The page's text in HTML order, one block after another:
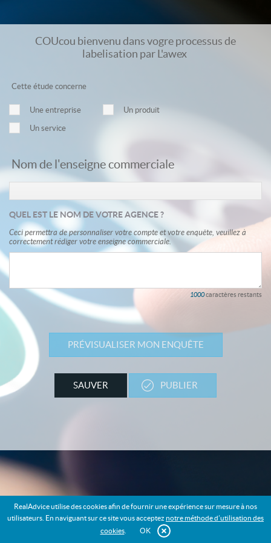
COUcou bienvenu dans vogre processus de
labelisation par L'awex
Cette étude concerne
Une entreprise
Un produit
Un service
Nom de l'enseigne commerciale
QUEL EST LE NOM DE VOTRE AGENCE ?
Ceci permettra de personnaliser votre compte et votre enquête, veuillez à
correctement rédiger votre enseigne commerciale.
1000caractères restants
PRÉVISUALISER MON ENQUÊTE
SAUVER PUBLIER
RealAdvice utilise des cookies afin de fournir une expérience sur mesure à nos
utilisateurs. En naviguant sur ce site vous acceptez notre méthode d’utilisation des
cookies. OK